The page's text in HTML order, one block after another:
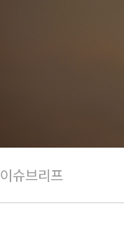
이슈브리프